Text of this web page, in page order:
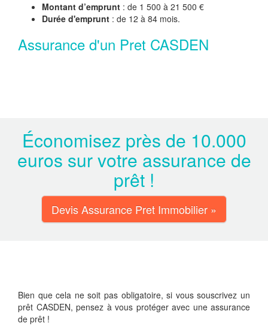
Montant d’emprunt : de 1 500 à 21 500 €
Durée d'emprunt : de 12 à 84 mois.
Assurance d'un Pret CASDEN
Économisez près de 10.000
euros sur votre assurance de
prêt !
Devis Assurance Pret Immobilier »
Bien que cela ne soit pas obligatoire, si vous souscrivez un
prêt CASDEN, pensez à vous protéger avec une assurance
de prêt !